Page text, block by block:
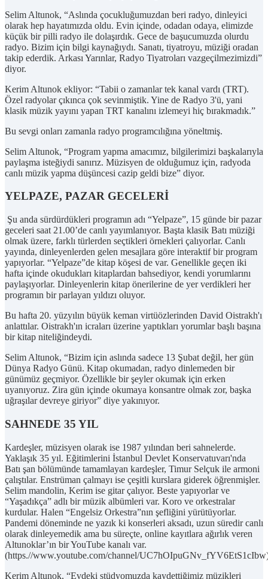
Selim Altunok, “Aslında çocukluğumuzdan beri radyo, dinleyici
olarak hep hayatımızda oldu. Evin içinde, odadan odaya, elimizde
küçük bir pilli radyo ile dolaşırdık. Gece de başucumuzda olurdu
radyo. Bizim için bilgi kaynağıydı. Sanatı, tiyatroyu, müziği oradan
takip ederdik. Arkası Yarınlar, Radyo Tiyatroları vazgeçilmezimizdi”
diyor.
Kerim Altunok ekliyor: “Tabii o zamanlar tek kanal vardı (TRT).
Özel radyolar çıkınca çok sevinmiştik. Yine de Radyo 3'ü, yani
klasik müzik yayını yapan TRT kanalını izlemeyi hiç bırakmadık.”
Bu sevgi onları zamanla radyo programcılığına yöneltmiş.
Selim Altunok, “Program yapma amacımız, bilgilerimizi başkalarıyla
paylaşma isteğiydi sanırız. Müzisyen de olduğumuz için, radyoda
canlı müzik yapma düşüncesi cazip geldi bize” diyor.
YELPAZE, PAZAR GECELERİ
Şu anda sürdürdükleri programın adı “Yelpaze”, 15 günde bir pazar
geceleri saat 21.00’de canlı yayımlanıyor. Başta klasik Batı müziği
olmak üzere, farklı türlerden seçtikleri örnekleri çalıyorlar. Canlı
yayında, dinleyenlerden gelen mesajlara göre interaktif bir program
yapıyorlar. “Yelpaze”de kitap köşesi de var. Genellikle geçen iki
hafta içinde okudukları kitaplardan bahsediyor, kendi yorumlarını
paylaşıyorlar. Dinleyenlerin kitap önerilerine de yer verdikleri her
programın bir parlayan yıldızı oluyor.
Bu hafta 20. yüzyılın büyük keman virtüözlerinden David Oistrakh'ı
anlattılar. Oistrakh'ın icraları üzerine yaptıkları yorumlar başlı başına
bir kitap niteliğindeydi.
Selim Altunok, “Bizim için aslında sadece 13 Şubat değil, her gün
Dünya Radyo Günü. Kitap okumadan, radyo dinlemeden bir
günümüz geçmiyor. Özellikle bir şeyler okumak için erken
uyanıyoruz. Zira gün içinde okumaya konsantre olmak zor, başka
uğraşılar devreye giriyor” diye yakınıyor.
SAHNEDE 35 YIL
Kardeşler, müzisyen olarak ise 1987 yılından beri sahnelerde.
Yaklaşık 35 yıl. Eğitimlerini İstanbul Devlet Konservatuvarı'nda
Batı şan bölümünde tamamlayan kardeşler, Timur Selçuk ile armoni
çalıştılar. Enstrüman çalmayı ise çeşitli kurslara giderek öğrenmişler.
Selim mandolin, Kerim ise gitar çalıyor. Beste yapıyorlar ve
“Yaşadıkça” adlı bir müzik albümleri var. Koro ve orkestralar
kurdular. Halen “Engelsiz Orkestra”nın şefliğini yürütüyorlar.
Pandemi döneminde ne yazık ki konserleri aksadı, uzun süredir canlı
olarak dinleyemedik ama bu süreçte, online kayıtlara ağırlık veren
Altunoklar’ın bir YouTube kanalı var.
(https.//www.youtube.com/channel/
Kerim Altunok, “Evdeki stüdyomuzda kaydettiğimiz müzikleri